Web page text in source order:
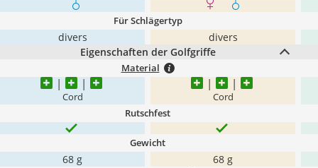
Für Schlägertyp
divers
divers
Eigenschaften der Golfgriffe
Material
Cord Cord
Rutschfest
Gewicht
68 g 68 g